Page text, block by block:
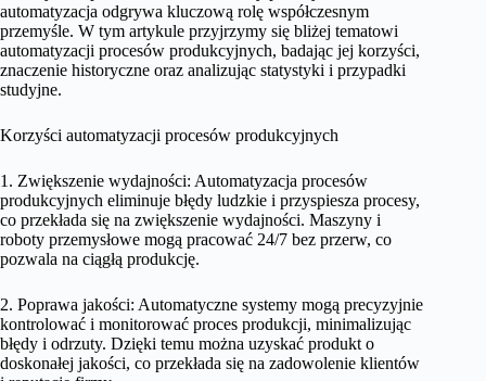
automatyzacja odgrywa kluczową rolę współczesnym
przemyśle. W tym artykule przyjrzymy się bliżej tematowi
automatyzacji procesów produkcyjnych, badając jej korzyści,
znaczenie historyczne oraz analizując statystyki i przypadki
studyjne.
Korzyści automatyzacji procesów produkcyjnych
1. Zwiększenie wydajności: Automatyzacja procesów
produkcyjnych eliminuje błędy ludzkie i przyspiesza procesy,
co przekłada się na zwiększenie wydajności. Maszyny i
roboty przemysłowe mogą pracować 24/7 bez przerw, co
pozwala na ciągłą produkcję.
2. Poprawa jakości: Automatyczne systemy mogą precyzyjnie
kontrolować i monitorować proces produkcji, minimalizując
błędy i odrzuty. Dzięki temu można uzyskać produkt o
doskonałej jakości, co przekłada się na zadowolenie klientów